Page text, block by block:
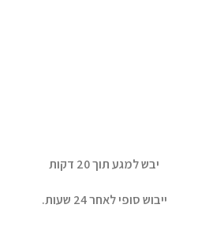
יבש למגע תוך 20 דקות
ייבוש סופי לאחר 24 שעות.